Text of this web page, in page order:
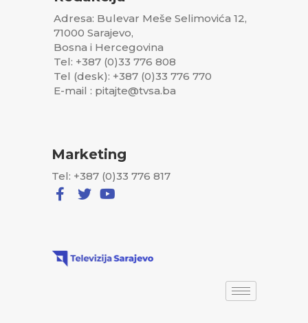
Adresa: Bulevar Meše Selimovića 12,
71000 Sarajevo,
Bosna i Hercegovina
Tel: +387 (0)33 776 808
Tel (desk): +387 (0)33 776 770
E-mail : pitajte@tvsa.ba
Marketing
Tel: +387 (0)33 776 817